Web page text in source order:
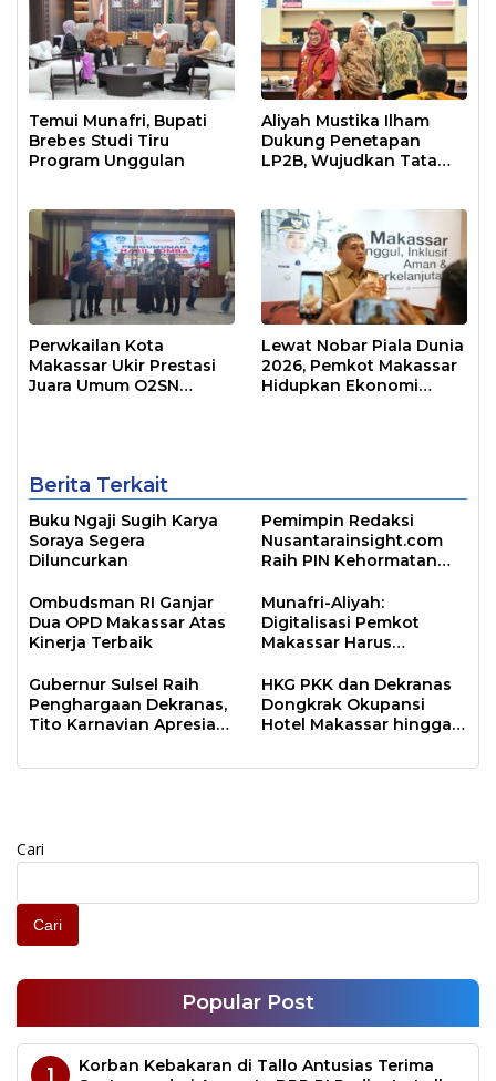
Temui Munafri, Bupati
Brebes Studi Tiru
Program Unggulan
Aliyah Mustika Ilham
Dukung Penetapan
LP2B, Wujudkan Tata
Perwkailan Kota
Makassar Ukir Prestasi
Juara Umum O2SN
Lewat Nobar Piala Dunia
2026, Pemkot Makassar
Hidupkan Ekonomi
Berita Terkait
Buku Ngaji Sugih Karya
Soraya Segera
Diluncurkan
Pemimpin Redaksi
Nusantarainsight.com
Raih PIN Kehormatan
Ombudsman RI Ganjar
Dua OPD Makassar Atas
Kinerja Terbaik
Munafri-Aliyah:
Digitalisasi Pemkot
Makassar Harus
Gubernur Sulsel Raih
Penghargaan Dekranas,
Tito Karnavian Apresiasi
Rumah
HKG PKK dan Dekranas
Dongkrak Okupansi
Hotel Makassar hingga
Cari
Cari
Popular Post
1
Korban Kebakaran di Tallo Antusias Terima